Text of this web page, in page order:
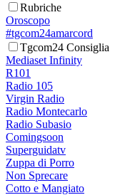
Rubriche
Oroscopo
#tgcom24amarcord
Tgcom24 Consiglia
Mediaset Infinity
R101
Radio 105
Virgin Radio
Radio Montecarlo
Radio Subasio
Comingsoon
Superguidatv
Zuppa di Porro
Non Sprecare
Cotto e Mangiato